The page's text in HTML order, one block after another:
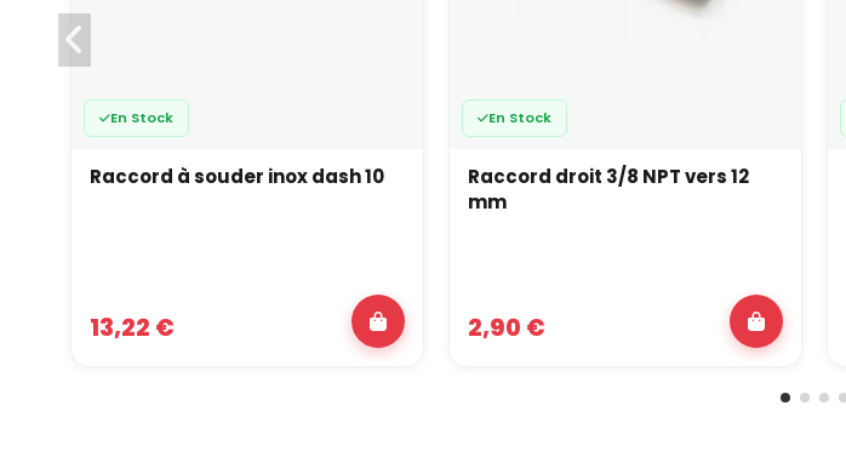
En Stock
Raccord à souder inox dash 10
13,22 €
En Stock
Raccord droit 3/8 NPT vers 12
mm
2,90 €